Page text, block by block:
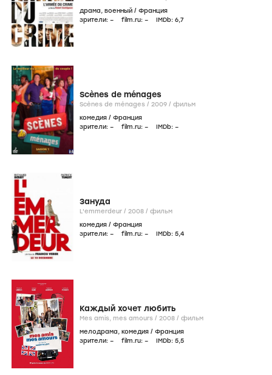
драма, военный / Франция
зрители: – film.ru: – IMDb: 6,7
Scènes de ménages
Scènes de ménages / 2009 / фильм
комедия / Франция
зрители: – film.ru: – IMDb: –
Зануда
L'emmerdeur / 2008 / фильм
комедия / Франция
зрители: – film.ru: – IMDb: 5,4
Каждый хочет любить
Mes amis, mes amours / 2008 / фильм
мелодрама, комедия / Франция
зрители: – film.ru: – IMDb: 5,5